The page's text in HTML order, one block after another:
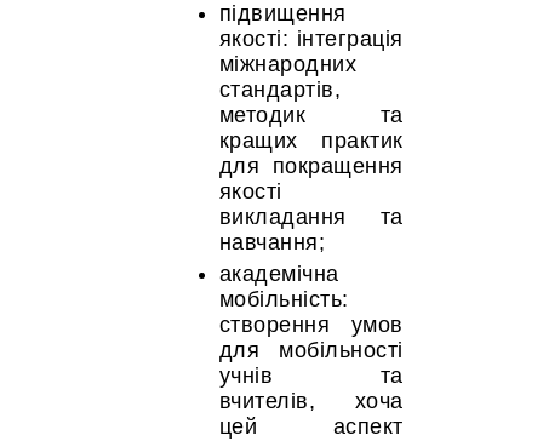
підвищення
якості: інтеграція
міжнародних
стандартів,
методик та
кращих практик
для покращення
якості
викладання та
навчання;
академічна
мобільність:
створення умов
для мобільності
учнів та
вчителів, хоча
цей аспект